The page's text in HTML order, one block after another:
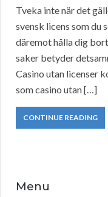
Tveka inte när det
svensk licens som du
däremot hålla dig
saker betyder
Casino utan licenser
som casino utan […]
CONTINUE READING
Menu